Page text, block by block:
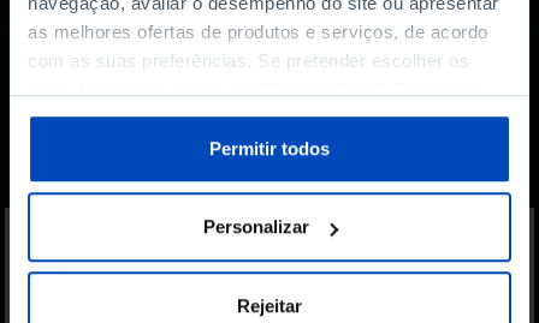
as melhores ofertas de produtos e serviços, de acordo
com as suas preferências. Se pretender escolher os
sobre cookies através da gestão de preferências ou da
Política de Cookies.
Permitir todos
Personalizar
Rejeitar
Também lhe pode